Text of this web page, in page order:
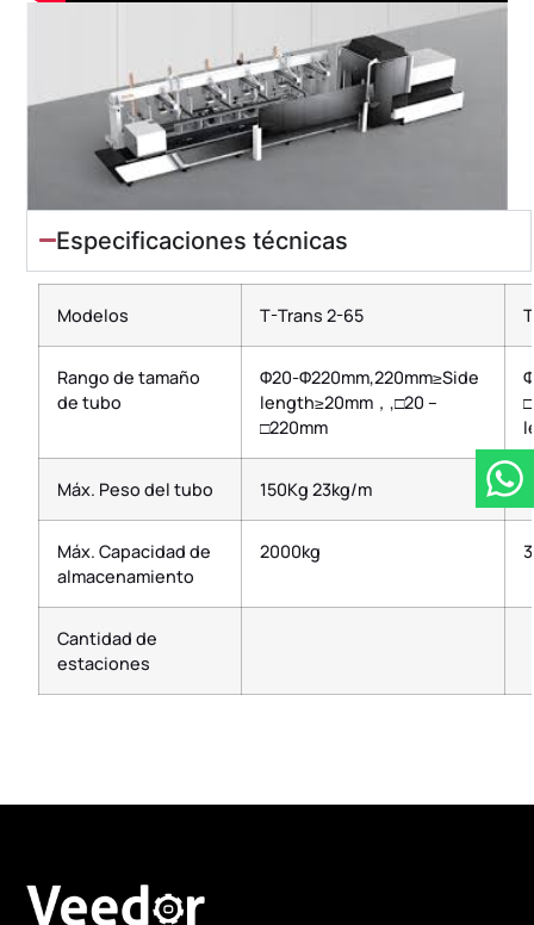
Especificaciones técnicas
Modelos T-Trans 2-65
Rango de tamaño
de tubo
Φ20-Φ220mm,220mm≥Side
length≥20mm，,□20 –
□220mm
Máx. Peso del tubo 150Kg 23kg/m
Máx. Capacidad de
almacenamiento
2000kg
Cantidad de
estaciones